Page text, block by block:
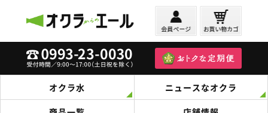
オクラ水 ニュースなオクラ